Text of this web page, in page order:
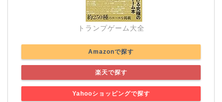
トランプゲーム大全
Amazonで探す
楽天で探す
Yahooショッピングで探す